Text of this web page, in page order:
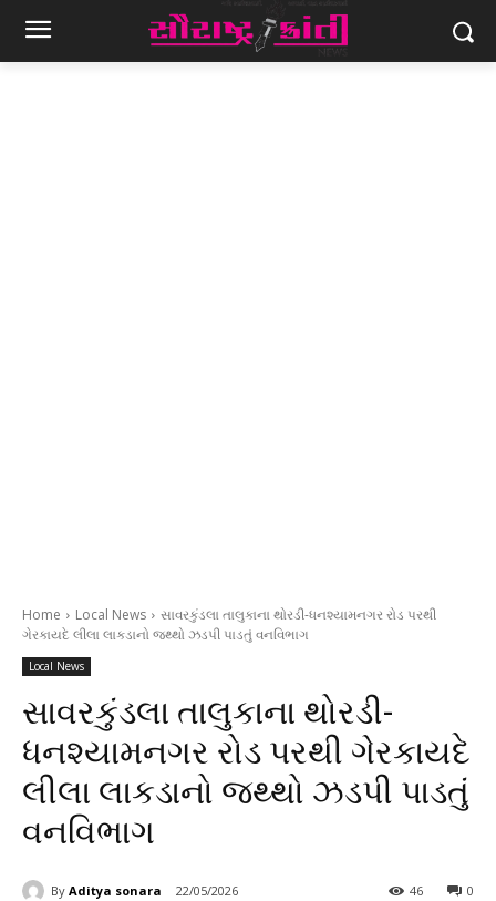
Home Local News
સાવરકુંડલા તાલુકાના થોરડી-ધનશ્યામનગર રોડ પરથી
ગેરકાયદે લીલા લાકડાનો જથ્થો ઝડપી પાડતું વનવિભાગ
Local News
સાવરકુંડલા તાલુકાના થોરડી-
ધનશ્યામનગર રોડ પરથી ગેરકાયદે
લીલા લાકડાનો જથ્થો ઝડપી પાડતું
વનવિભાગ
By Aditya sonara 22/05/2026 0
46